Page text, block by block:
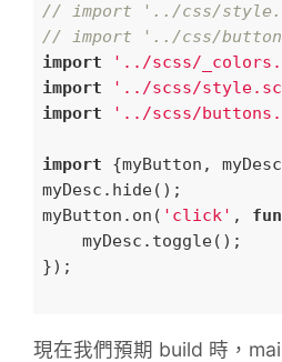
// import '../css/
// import '../css/
import
'../scss/
import
'../scss/
import
'../scss/
import {myButton,
myDesc.hide();
myButton.on( 'click' ,
    myDesc.toggle();
});
現在我們預期 build 時，